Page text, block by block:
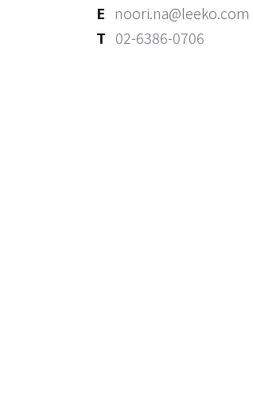
E noori.na@leeko.com
T 02-6386-0706